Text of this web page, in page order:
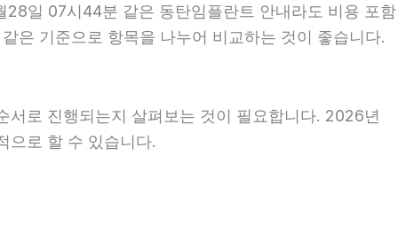
일 07시44분 같은 동탄임플란트 안내라도 비용 포함
은 기준으로 항목을 나누어 비교하는 것이 좋습니다.
로 진행되는지 살펴보는 것이 필요합니다. 2026년
으로 할 수 있습니다.